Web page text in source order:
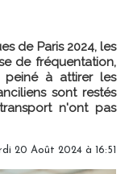
de Paris 2024, les
de fréquentation,
à attirer les
sont restés
n'ont pas
20 Août 2024 à 16:51